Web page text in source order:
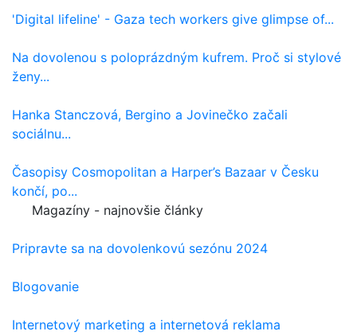
'Digital lifeline' - Gaza tech workers give glimpse of...
Na dovolenou s poloprázdným kufrem. Proč si stylové
ženy...
Hanka Stanczová, Bergino a Jovinečko začali
sociálnu...
Časopisy Cosmopolitan a Harper’s Bazaar v Česku
končí, po...
Magazíny - najnovšie články
Pripravte sa na dovolenkovú sezónu 2024
Blogovanie
Internetový marketing a internetová reklama